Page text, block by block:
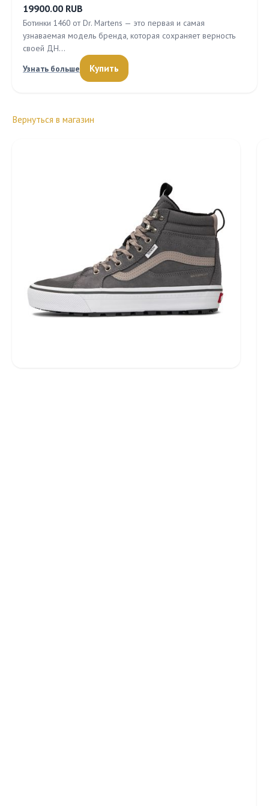
19900.00 RUB
Ботинки 1460 от Dr. Martens — это первая и самая
узнаваемая модель бренда, которая сохраняет верность
своей ДН…
Узнать больше
Купить
Вернуться в магазин